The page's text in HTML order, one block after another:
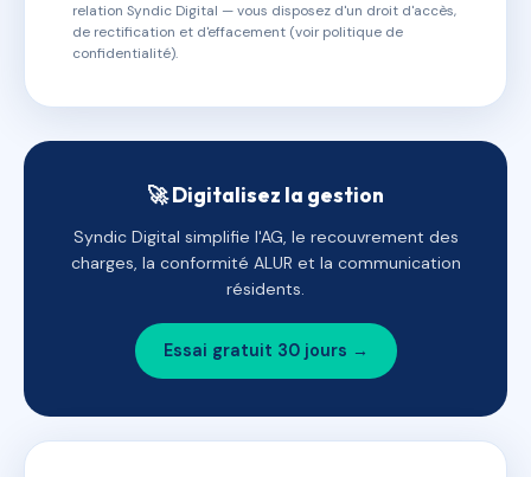
relation Syndic Digital — vous disposez d'un droit d'accès,
de rectification et d'effacement (voir politique de
confidentialité).
🚀 Digitalisez la gestion
Syndic Digital simplifie l'AG, le recouvrement des
charges, la conformité ALUR et la communication
résidents.
Essai gratuit 30 jours →